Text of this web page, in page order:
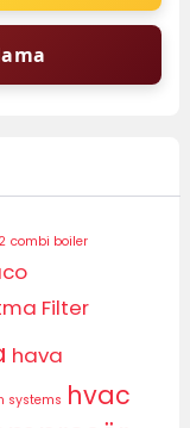
combi boiler
Filter
hava
systems hvac